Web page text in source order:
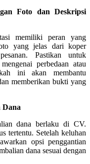
Foto dan Deskripsi
memiliki peran yang
yang jelas dari koper
Pastikan untuk
perbedaan atau
ini akan membantu
memberikan bukti yang
Dana
dana berlaku di CV.
tertentu. Setelah keluhan
opsi penggantian
dana sesuai dengan